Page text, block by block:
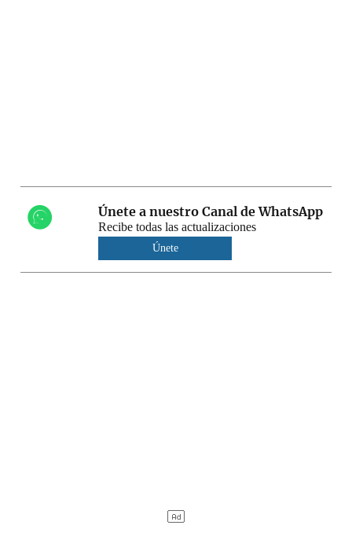
Únete a nuestro Canal de WhatsApp
Recibe todas las actualizaciones
Únete